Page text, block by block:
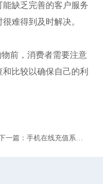
缺乏完善的客户服务
难得到及时解决。
前，消费者需要注意
比较以确保自己的利
一篇：手机在线充值系统